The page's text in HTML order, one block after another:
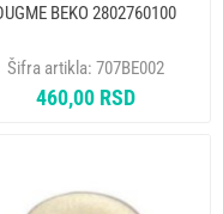
BEKO 2802760100
Šifra artikla: 707BE002
460,00 RSD